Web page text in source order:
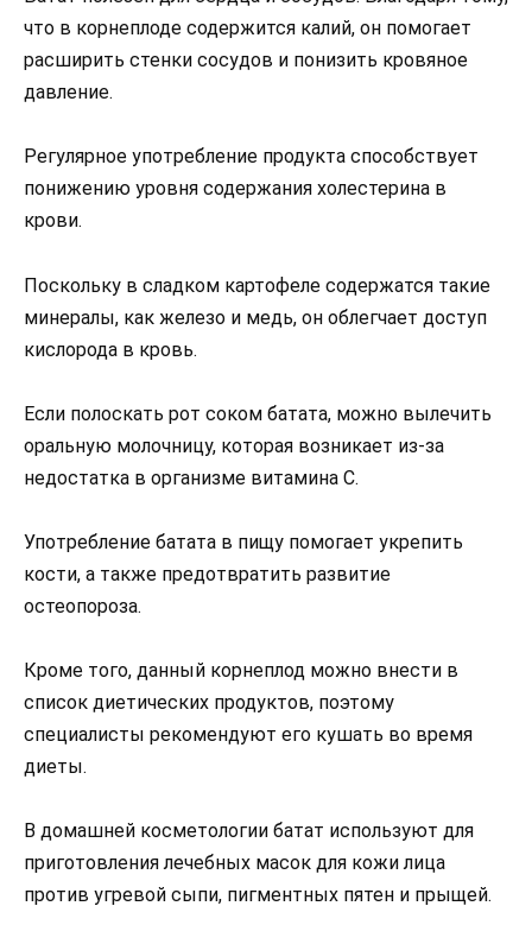
что в корнеплоде содержится калий, он помогает
расширить стенки сосудов и понизить кровяное
давление.
Регулярное употребление продукта способствует
понижению уровня содержания холестерина в
крови.
Поскольку в сладком картофеле содержатся такие
минералы, как железо и медь, он облегчает доступ
кислорода в кровь.
Если полоскать рот соком батата, можно вылечить
оральную молочницу, которая возникает из-за
недостатка в организме витамина С.
Употребление батата в пищу помогает укрепить
кости, а также предотвратить развитие
остеопороза.
Кроме того, данный корнеплод можно внести в
список диетических продуктов, поэтому
специалисты рекомендуют его кушать во время
диеты.
В домашней косметологии батат используют для
приготовления лечебных масок для кожи лица
против угревой сыпи, пигментных пятен и прыщей.